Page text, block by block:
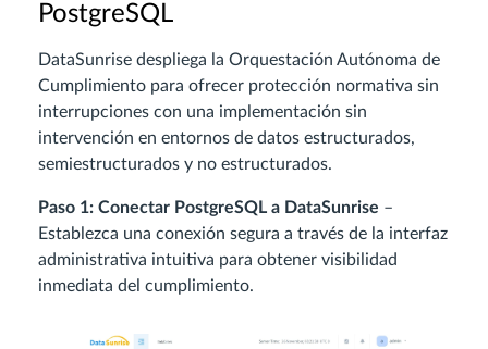
PostgreSQL
DataSunrise despliega la Orquestación Autónoma de
Cumplimiento para ofrecer protección normativa sin
interrupciones con una implementación sin
intervención en entornos de datos estructurados,
semiestructurados y no estructurados.
Paso 1: Conectar PostgreSQL a DataSunrise –
Establezca una conexión segura a través de la interfaz
administrativa intuitiva para obtener visibilidad
inmediata del cumplimiento.